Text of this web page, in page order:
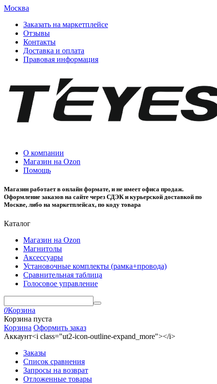
Москва
Заказать на маркетплейсе
Отзывы
Контакты
Доставка и оплата
Правовая информация
О компании
Магазин на Ozon
Помощь
Магазин работает в онлайн формате, и не имеет офиса продаж.
Оформление заказов на сайте через СДЭК и курьерской доставкой по
Москве, либо на маркетплейсах, по коду товара
Каталог
Магазин на Ozon
Магнитолы
Аксессуары
Установочные комплекты (рамка+провода)
Сравнительная таблица
Голосовое управление
0Корзина
Корзина пуста
Корзина Оформить заказ
Аккаунт<i class="ut2-icon-outline-expand_more"></i>
Заказы
Список сравнения
Запросы на возврат
Отложенные товары